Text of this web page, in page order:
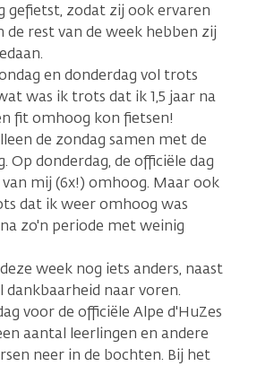
gefietst, zodat zij ook ervaren
de rest van de week hebben zij
en donderdag vol trots
was ik trots dat ik 1,5 jaar na
fit omhoog kon fietsen!
de zondag samen met de
Op donderdag, de officiële dag
mij (6x!) omhoog. Maar ook
dat ik weer omhoog was
zo'n periode met weinig
week nog iets anders, naast
naar voren.
voor de officiële Alpe d'HuZes
aantal leerlingen en andere
neer in de bochten. Bij het